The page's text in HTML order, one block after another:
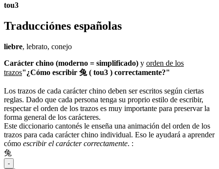
tou3
Traducciónes españolas
liebre, lebrato, conejo
Carácter chino (moderno = simplificado) y orden de los
trazos"¿Cómo escribir 兔 ( tou3 ) correctamente?"
Los trazos de cada carácter chino deben ser escritos según ciertas
reglas. Dado que cada persona tenga su proprio estilo de escribir,
respectar el orden de los trazos es muy importante para preservar la
forma general de los carácteres.
Este diccionario cantonés le enseña una animación del orden de los
trazos para cada carácter chino individual. Eso le ayudará a aprender
cómo escribir el carácter correctamente. :
兔
-